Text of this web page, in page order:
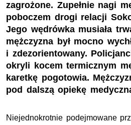
zagrożone. Zupełnie nagi
poboczem drogi relacji
Jego wędrówka musiała
mężczyzna był mocno
i zdezorientowany.
okryli kocem termicznym
karetkę pogotowia.
pod dalszą opiekę
Niejednokrotnie podejmowane